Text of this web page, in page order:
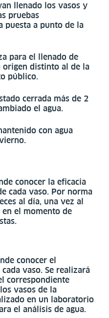
llenado los vasos y
pruebas
puesta a punto de la
para el llenado de
origen distinto al de la
público.
cerrada más de 2
el agua.
con agua
conocer la eficacia
cada vaso. Por norma
al día, una vez al
el momento de
conocer el
vaso. Se realizará
correspondiente
vasos de la
en un laboratorio
el análisis de agua.